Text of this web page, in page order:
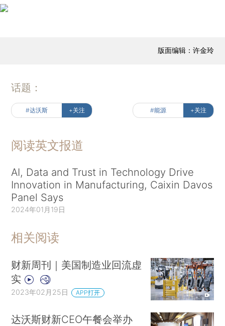
版面编辑：许金玲
话题：
#达沃斯 +关注 #能源 +关注
阅读英文报道
AI, Data and Trust in Technology Drive
Innovation in Manufacturing, Caixin Davos
Panel Says
2024年01月19日
相关阅读
财新周刊｜美国制造业回流虚
实
2023年02月25日 APP打开
达沃斯财新CEO午餐会举办